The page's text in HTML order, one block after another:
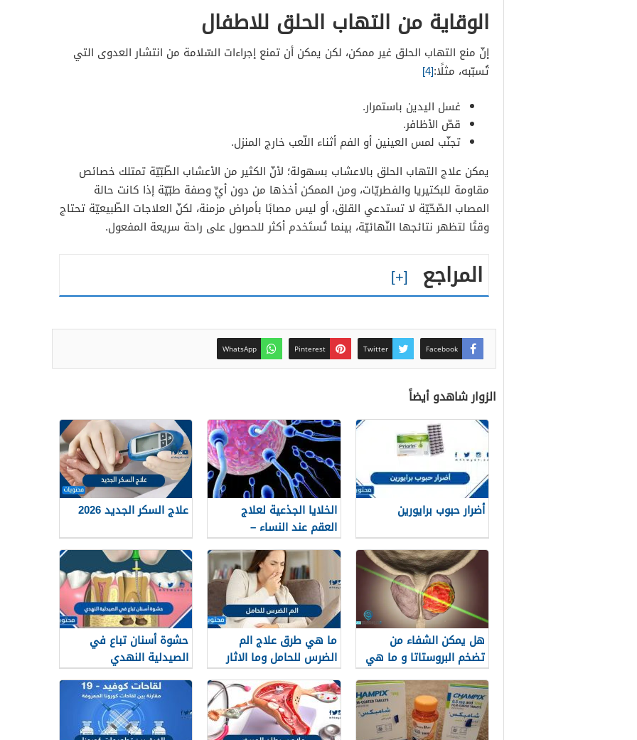
الوقاية من التهاب الحلق للاطفال
إنّ منع التهاب الحلق غير ممكن، لكن يمكن أن تمنع إجراءات السّلامة من انتشار العدوى التي
تُسبّبه، مثلًا:[4]
غسل اليدين باستمرار.
قصّ الأظافر.
تجنّب لمس العينين أو الفم أثناء اللّعب خارج المنزل.
يمكن علاج التهاب الحلق بالاعشاب بسهولة؛ لأنّ الكثير من الأعشاب الطّبّيّة تمتلك خصائص
مقاومة للبكتيريا والفطريّات، ومن الممكن أخذها من دون أيِّ وصفة طبّيّة إذا كانت حالة
المصاب الصّحّيّة لا تستدعي القلق، أو ليس مصابًا بأمراض مزمنة، لكنّ العلاجات الطّبيعيّة تحتاج
وقتًا لتظهر نتائجها النّهائيّة، بينما تُستَخدم أكثر للحصول على راحة سريعة المفعول.
المراجع
Facebook
Twitter
Pinterest
WhatsApp
الزوار شاهدو أيضاً
أضرار حبوب برايورين
الخلایا الجذعیة لعلاج
العقم عند النساء –
استعادة للمبیض والأمل
في الحمل
علاج السكر الجديد 2026
هل يمكن الشفاء من
تضخم البروستاتا و ما هي
طرق العلاج؟
ما هي طرق علاج الم
الضرس للحامل وما الاثار
الجانبية لهذه العلاجات
حشوة أسنان تباع في
الصيدلية النهدي